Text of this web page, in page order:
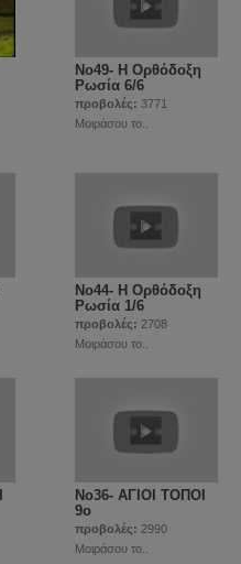
Νο49- Η Ορθόδοξη
Ρωσία 6/6
προβολές: 3771
Μοιράσου το..
Νο44- Η Ορθόδοξη
Ρωσία 1/6
προβολές: 2708
Μοιράσου το..
Νο36- ΑΓΙΟΙ ΤΟΠΟΙ
9ο
προβολές: 2990
Μοιράσου το..